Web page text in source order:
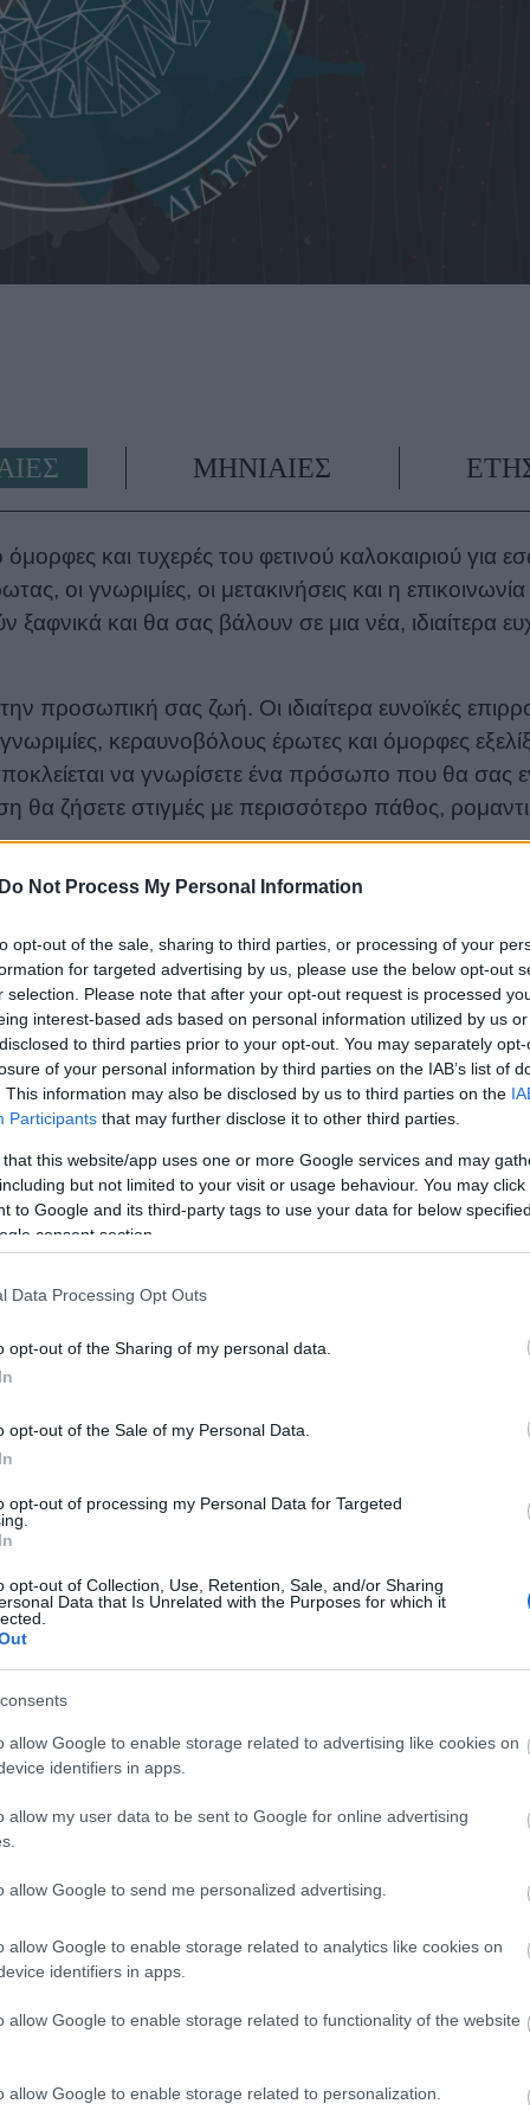
Do Not Process My Personal Information
opt-out of the sale, sharing to third parties, or processing of your
for targeted advertising by us, please use the below opt-out
selection. Please note that after your opt-out request is processed
interest-based ads based on personal information utilized by us
to third parties prior to your opt-out. You may separately
of your personal information by third parties on the IAB’s list of
This information may also be disclosed by us to third parties on the
Participants that may further disclose it to other third parties.
that this website/app uses one or more Google services and may
but not limited to your visit or usage behaviour. You may
to Google and its third-party tags to use your data for below
consent section.
Data Processing Opt Outs
opt-out of the Sharing of my personal data.
opt-out of the Sale of my Personal Data.
opt-out of processing my Personal Data for Targeted
opt-out of Collection, Use, Retention, Sale, and/or Sharing
Data that Is Unrelated with the Purposes for which it
allow Google to enable storage related to advertising like cookies on
identifiers in apps.
allow my user data to be sent to Google for online advertising
allow Google to send me personalized advertising.
allow Google to enable storage related to analytics like cookies on
identifiers in apps.
allow Google to enable storage related to functionality of the website
allow Google to enable storage related to personalization.
ΜΗΝΙΑΙΕΣ
και τυχερές του φετινού καλοκαιριού για
οι γνωριμίες, οι μετακινήσεις και η επικοινωνία
και θα σας βάλουν σε μια νέα, ιδιαίτερα
προσωπική σας ζωή. Οι ιδιαίτερα ευνοϊκές
κεραυνοβόλους έρωτες και όμορφες
να γνωρίσετε ένα πρόσωπο που θα σας
θα ζήσετε στιγμές με περισσότερο πάθος,
Έκλειψη στον Λέοντα στις 12 Αυγούστου, η
συμφωνίες, στις σπουδές, στις μετακινήσεις και
μια νέα συνεργασία, να υπογράψετε μια
θετικά την καθημερινότητά σας τους επόμενους
πιο τυχερό της εβδομάδας για ταξίδια, εκδρομές
πολύ ευχάριστη ερωτική έκπληξη, μια γνωριμία
που θα αλλάξει τα δεδομένα στην προσωπική
μπορεί να αποδειχθεί καθοριστική.
όπου θα παραμείνει μέχρι τις 28
Το διάστημα αυτό μπορεί να αυξηθούν τα
καλύτερη διαχείριση του προϋπολογισμού
στις σχέσεις και στις νέες ευκαιρίες, ώστε
που κάτι πολύ όμορφο ξεκίνησε στη ζωή σας.
22.12/19.1
20.1/18.2